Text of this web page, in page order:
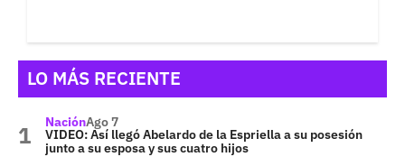
LO MÁS RECIENTE
NaciónAgo 7
VIDEO: Así llegó Abelardo de la Espriella a su posesión
junto a su esposa y sus cuatro hijos